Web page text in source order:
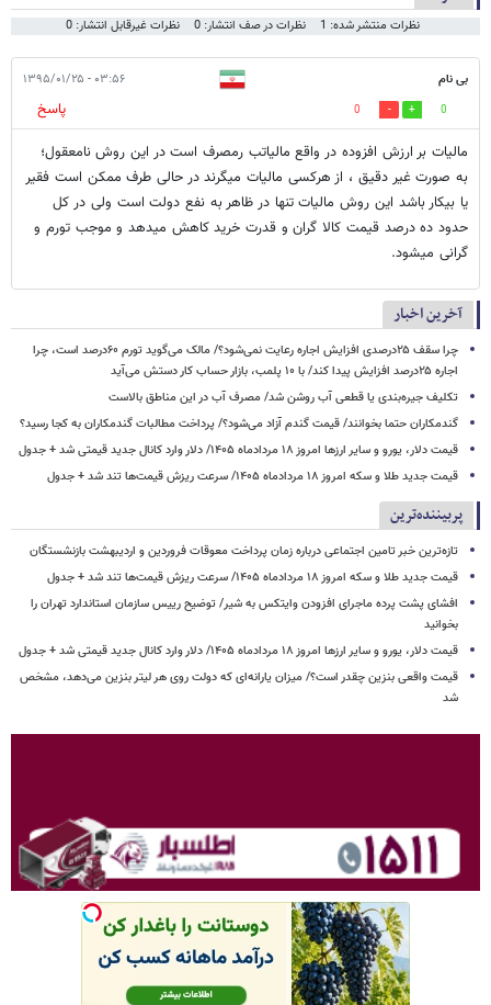
نظرات منتشر شده: 1 نظرات در صف انتشار: 0 نظرات غیرقابل انتشار: 0
بی نام ۰۳:۵۶ - ۱۳۹۵/۰۱/۲۵
0
0
پاسخ
مالیات بر ارزش افزوده در واقع مالیاتب رمصرف است در این روش نامعقول؛
به صورت غیر دقیق ، از هرکسی مالیات میگرند در حالی طرف ممکن است فقیر
یا بیکار باشد این روش مالیات تنها در ظاهر به نفع دولت است ولی در کل
حدود ده درصد قیمت کالا گران و قدرت خرید کاهش میدهد و موجب تورم و
گرانی میشود.
آخرین اخبار
چرا سقف ۲۵درصدی افزایش اجاره رعایت نمی‌شود؟/ مالک می‌گوید تورم ۶۰درصد است، چرا
اجاره ۲۵درصد افزایش پیدا کند/ با ۱۰ پلمب، بازار حساب کار دستش می‌آید
تکلیف جیره‌بندی یا قطعی آب روشن شد/ مصرف آب در این مناطق بالاست
گندمکاران حتما بخوانند/ قیمت گندم آزاد می‌شود؟/ پرداخت مطالبات گندمکاران به کجا رسید؟
قیمت دلار، یورو و سایر ارزها امروز ۱۸ مردادماه ۱۴۰۵/ دلار وارد کانال جدید قیمتی شد + جدول
قیمت جدید طلا و سکه امروز ۱۸ مردادماه ۱۴۰۵/ سرعت ریزش قیمت‌ها تند شد + جدول
پربیننده‌ترین
تازه‌ترین خبر تامین اجتماعی درباره زمان پرداخت معوقات فروردین و اردیبهشت بازنشستگان
قیمت جدید طلا و سکه امروز ۱۸ مردادماه ۱۴۰۵/ سرعت ریزش قیمت‌ها تند شد + جدول
افشای پشت پرده ماجرای افزودن وایتکس به شیر/ توضیح رییس سازمان استاندارد تهران را
بخوانید
قیمت دلار، یورو و سایر ارزها امروز ۱۸ مردادماه ۱۴۰۵/ دلار وارد کانال جدید قیمتی شد + جدول
قیمت واقعی بنزین چقدر است؟/ میزان یارانه‌ای که دولت روی هر لیتر بنزین می‌دهد، مشخص
شد